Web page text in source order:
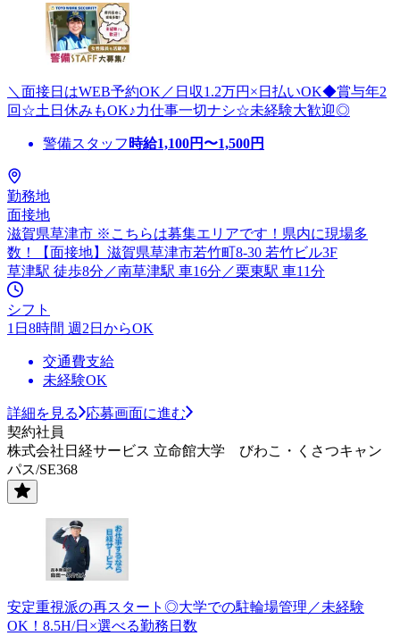
＼面接日はWEB予約OK／日収1.2万円×日払いOK◆賞与年2
回☆土日休みもOK♪力仕事一切ナシ☆未経験大歓迎◎
警備スタッフ 時給1,100円〜1,500円
勤務地
面接地
滋賀県草津市 ※こちらは募集エリアです！県内に現場多
数！【面接地】滋賀県草津市若竹町8-30 若竹ビル3F
草津駅 徒歩8分／南草津駅 車16分／栗東駅 車11分
シフト
1日8時間 週2日からOK
交通費支給
未経験OK
詳細を見る
応募画面に進む
契約社員
株式会社日経サービス 立命館大学 びわこ・くさつキャン
パス/SE368
安定重視派の再スタート◎大学での駐輪場管理／未経験
OK！8.5H/日×選べる勤務日数